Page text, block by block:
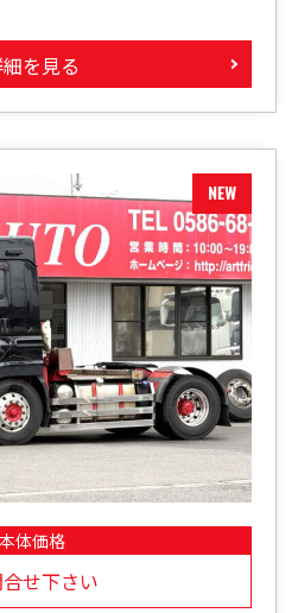
を見る
本体価格
せ下さい